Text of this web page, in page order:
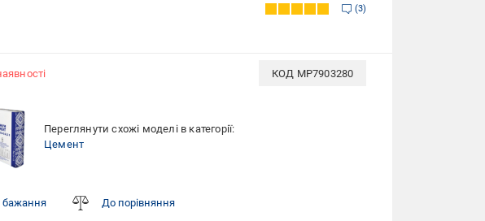
3
КОД MP7903280
Переглянути схожі моделі в категорії:
Цемент
бажання До порівняння